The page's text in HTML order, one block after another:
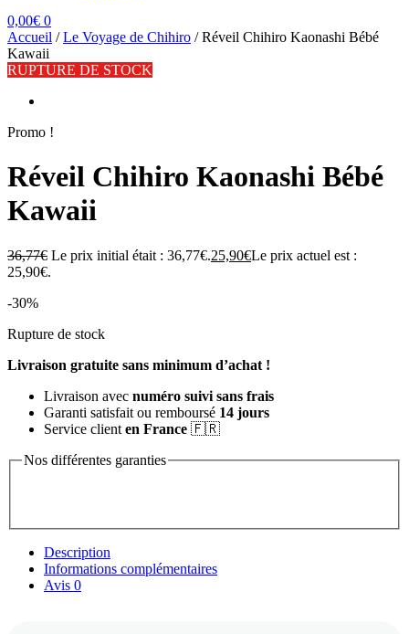
0,00€ 0
Accueil /Le Voyage de Chihiro /Réveil Chihiro Kaonashi Bébé
Kawaii
RUPTURE DE STOCK
Promo !
Réveil Chihiro Kaonashi Bébé
Kawaii
36,77€ Le prix initial était : 36,77€.25,90€Le prix actuel est :
25,90€.
-30%
Rupture de stock
Livraison gratuite sans minimum d’achat !
Livraison avec numéro suivi sans frais
Garanti satisfait ou remboursé 14 jours
Service client en France 🇫🇷
Nos différentes garanties
Description
Informations complémentaires
Avis 0